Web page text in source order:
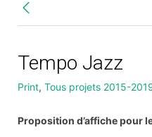
Tempo Jazz
Print, Tous projets 2015-
Proposition d’affiche pour